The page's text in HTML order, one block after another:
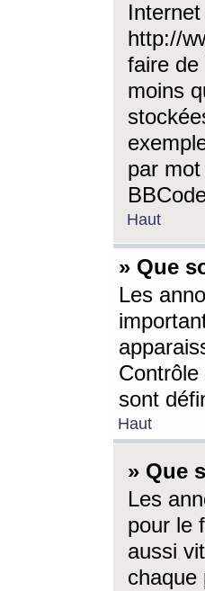
http://
faire de
moins
par
Haut
» Que
Les
Contrôle
sont
Haut
» Que
Les
pour le
aussi
chaque